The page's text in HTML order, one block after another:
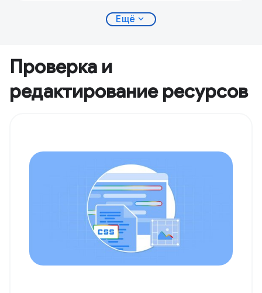
Ещё expand_more
Проверка и
редактирование ресурсов